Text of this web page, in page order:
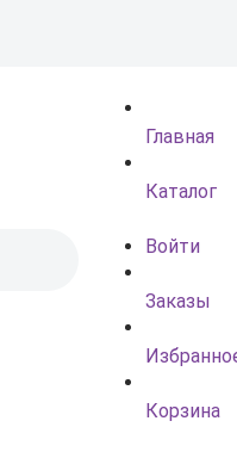
Главная
Каталог
Войти
Заказы
Корзина